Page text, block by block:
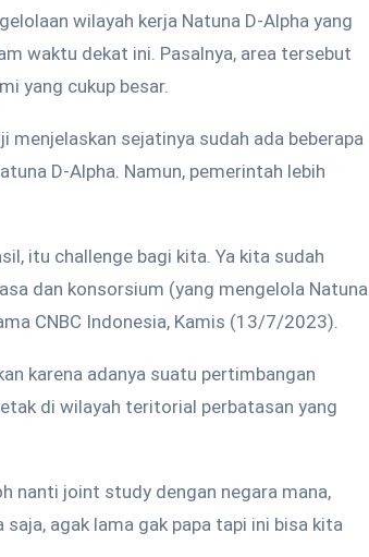
wilayah kerja Natuna D-Alpha yang
waktu dekat ini. Pasalnya, area tersebut
yang cukup besar.
menjelaskan sejatinya sudah ada beberapa
D-Alpha. Namun, pemerintah lebih
itu challenge bagi kita. Ya kita sudah
dan konsorsium (yang mengelola Natuna
CNBC Indonesia, Kamis (13/7/2023).
karena adanya suatu pertimbangan
di wilayah teritorial perbatasan yang
nanti joint study dengan negara mana,
agak lama gak papa tapi ini bisa kita